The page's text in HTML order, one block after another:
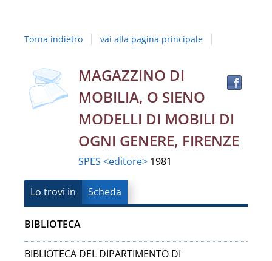
Campania
Vanvitelli"
Torna indietro vai alla pagina principale
Dettaglio
del
documento
copertina
MAGAZZINO DI
MOBILIA, O SIENO
MODELLI DI MOBILI DI
OGNI GENERE, FIRENZE
SPES <editore> 1981
Lo trovi in Scheda
BIBLIOTECA
BIBLIOTECA DEL DIPARTIMENTO DI